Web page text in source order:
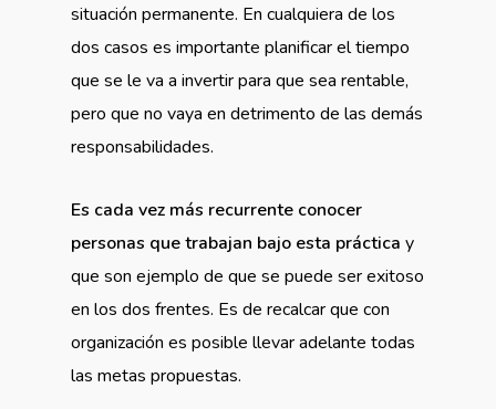
situación permanente. En cualquiera de los
dos casos es importante planificar el tiempo
que se le va a invertir para que sea rentable,
pero que no vaya en detrimento de las demás
responsabilidades.
Es cada vez más recurrente conocer
personas que trabajan bajo esta práctica y
que son ejemplo de que se puede ser exitoso
en los dos frentes. Es de recalcar que con
organización es posible llevar adelante todas
las metas propuestas.